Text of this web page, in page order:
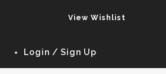
View Wishlist
Login / Sign Up